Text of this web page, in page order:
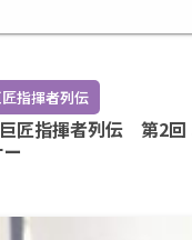
指揮者列伝
揮者列伝 第2回 オットマー